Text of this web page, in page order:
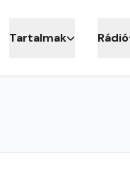
Tartalmak Rádió